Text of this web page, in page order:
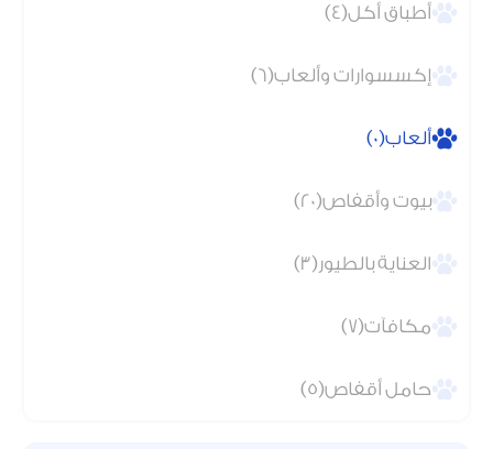
أطباق أكل(4)
إكسسوارات وألعاب(6)
ألعاب(0)
بيوت وأقفاص(20)
العناية بالطيور(3)
مكافآت(7)
حامل أقفاص(5)